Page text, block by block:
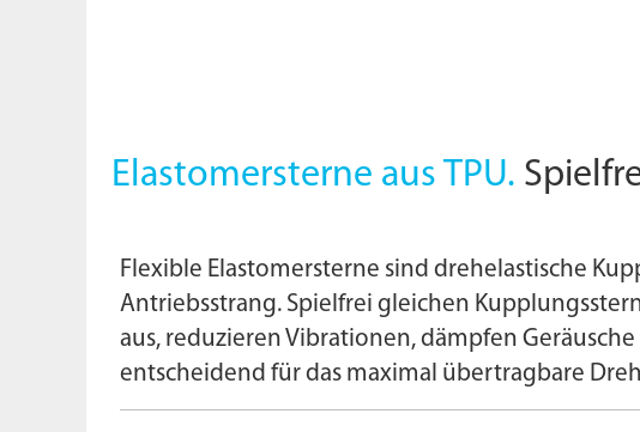
Elastomersterne aus TPU.
Flexible Elastomersterne sind drehelastische
Antriebsstrang. Spielfrei gleichen
aus, reduzieren Vibrationen, dämpfen Geräusche
entscheidend für das maximal übertragbare